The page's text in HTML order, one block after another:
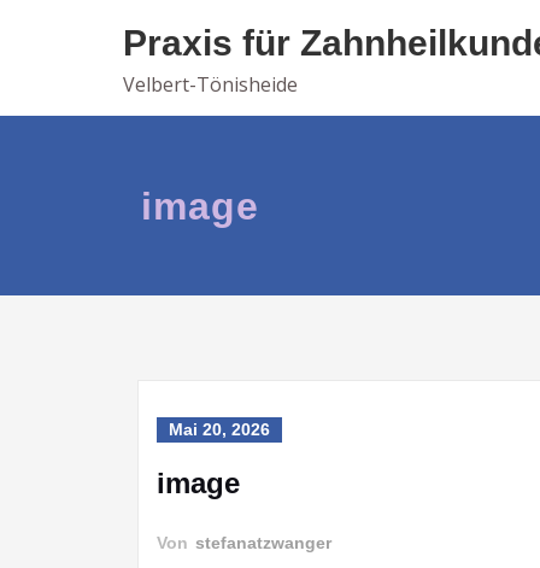
Praxis für
Velbert-Tönisheide
image
Mai 20, 2026
image
Von stefanatzwanger